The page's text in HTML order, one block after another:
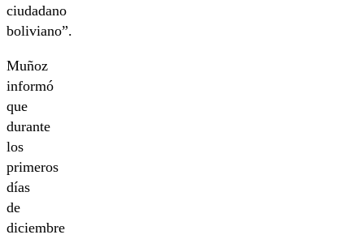
ciudadano
boliviano”.
Muñoz
informó
que
durante
los
primeros
días
de
diciembre